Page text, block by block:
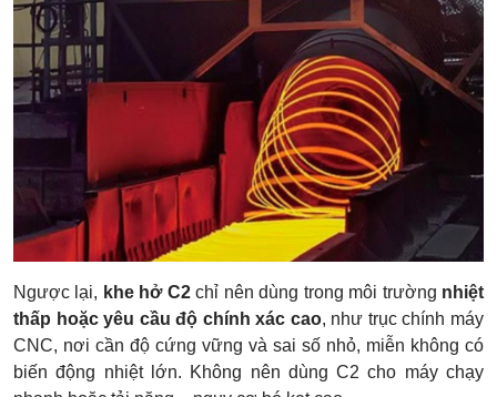
Ngược lại, khe hở C2chỉ nên dùng trong môi trường nhiệt
thấp hoặc yêu cầu độ chính xác cao, như trục chính máy
CNC, nơi cần độ cứng vững và sai số nhỏ, miễn không có
biến động nhiệt lớn. Không nên dùng C2 cho máy chạy